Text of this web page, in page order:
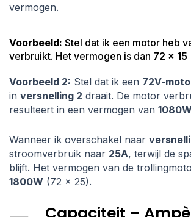
vermogen.
Voorbeeld: Stel dat ik een motor heb
verbruikt. Het vermogen is dan 72 ×
Voorbeeld 2: Stel dat ik een 72V-
in versnelling 2 draait. De motor
resulteert in een vermogen van 1080W
Wanneer ik overschakel naar
stroomverbruik naar 25A, terwijl de
blijft. Het vermogen van de
1800W (72 × 25).